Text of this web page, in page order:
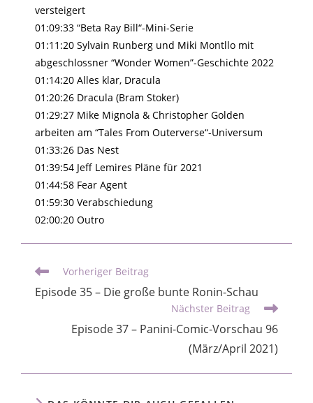
versteigert
01:09:33 “Beta Ray Bill“-Mini-Serie
01:11:20 Sylvain Runberg und Miki Montllo mit
abgeschlossner “Wonder Women”-Geschichte 2022
01:14:20 Alles klar, Dracula
01:20:26 Dracula (Bram Stoker)
01:29:27 Mike Mignola & Christopher Golden
arbeiten am “Tales From Outerverse“-Universum
01:33:26 Das Nest
01:39:54 Jeff Lemires Pläne für 2021
01:44:58 Fear Agent
01:59:30 Verabschiedung
02:00:20 Outro
Vorheriger Beitrag
Episode 35 – Die große bunte Ronin-Schau
Nächster Beitrag
Episode 37 – Panini-Comic-Vorschau 96
(März/April 2021)